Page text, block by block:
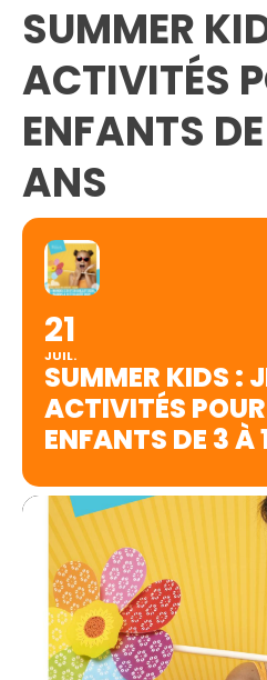
SUMMER
ACTIVITÉS
ENFANTS
ANS
21
JUIL.
SUMMER KIDS :
ACTIVITÉS POUR
ENFANTS DE 3 À